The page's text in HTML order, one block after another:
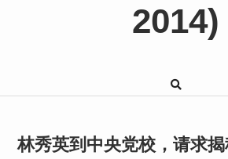
2014)
林秀英到中央党校，请求